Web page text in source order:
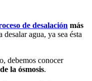
de desalación más
desalar agua, ya sea ésta
debemos conocer
la ósmosis.